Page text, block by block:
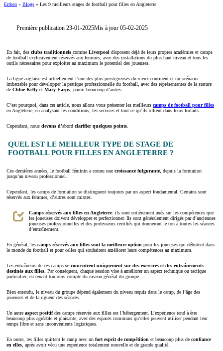
Ertheo » Blogs » Les 9 meilleurs stages de football pour filles en Angleterre
Première publication 23-01-2025Mis à jour 05-02-2025
En fait, des clubs traditionnels comme Liverpool disposent déjà de leurs propres académies et camps
de football exclusivement réservés aux femmes, avec des installations du plus haut niveau et tous les
outils nécessaires pour exploiter au maximum le potentiel des joueuses.
La ligue anglaise est actuellement l’une des plus prestigieuses du vieux continent et un scénario
imbattable pour développer la pratique professionnelle du football, avec des représentantes de la stature
de Chloe Kelly et Mary Earps , parmi beaucoup d’autres.
C’est pourquoi, dans cet article, nous allons vous présenter les meilleurs camps de football pour filles
en Angleterre, en analysant les conditions, les services et tout ce qu’ils offrent dans leurs forfaits.
Cependant, nous devons d’abord clarifier quelques points
QUEL EST LE MEILLEUR TYPE DE STAGE DE
FOOTBALL POUR FILLES EN ANGLETERRE ?
Ces dernières années, le football féminin a connu une croissance fulgurante, depuis la formation
jusqu’au niveau professionnel.
Cependant, les camps de formation se distinguent toujours par un aspect fondamental. Certains sont
réservés aux femmes, d’autres sont mixtes.
Camps réservés aux filles en Angleterre: ils sont entièrement axés sur les compétences que
les joueuses doivent développer et perfectionner. Ils sont généralement dirigés par d’anciennes
joueuses professionnelles et des professeurs certifiés qui donneront le ton à toutes les séances
d’entraînement.
En général, les camps réservés aux filles sont la meilleure option pour les joueuses qui débutent dans
le monde du football et pour celles qui souhaitent améliorer leurs compétences au maximum.
Les entraîneurs de ces camps se concentrent uniquement sur des exercices et des entraînements
destinés aux filles . Par conséquent, chaque session vise à améliorer un aspect technique ou tactique
particulier, en tenant toujours compte du niveau général du groupe.
Bien entendu, le niveau du groupe dépend également du niveau requis dans le camp, de l’âge des
joueuses et de la rigueur des séances.
Un autre aspect positifdes camps réservés aux filles est l’hébergement. L’expérience tend à être
beaucoup plus agréable et plaisante, avec des espaces communs qu’elles peuvent utiliser pendant leur
temps libre et sans inconvénients logistiques.
En outre, les filles quittent le camp avec un fort esprit de compétition et beaucoup plus de confiance
en elles , après avoir vécu une expérience totalement nouvelle et de grande qualité.